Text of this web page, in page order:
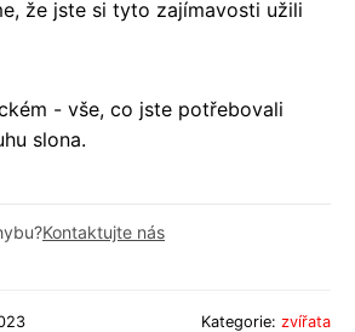
že jste si tyto zajímavosti užili
- vše, co jste potřebovali
slona.
Kontaktujte nás
Kategorie: zvířata